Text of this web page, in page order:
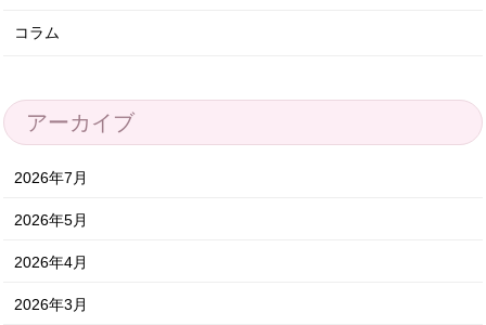
コラム
アーカイブ
2026年7月
2026年5月
2026年4月
2026年3月